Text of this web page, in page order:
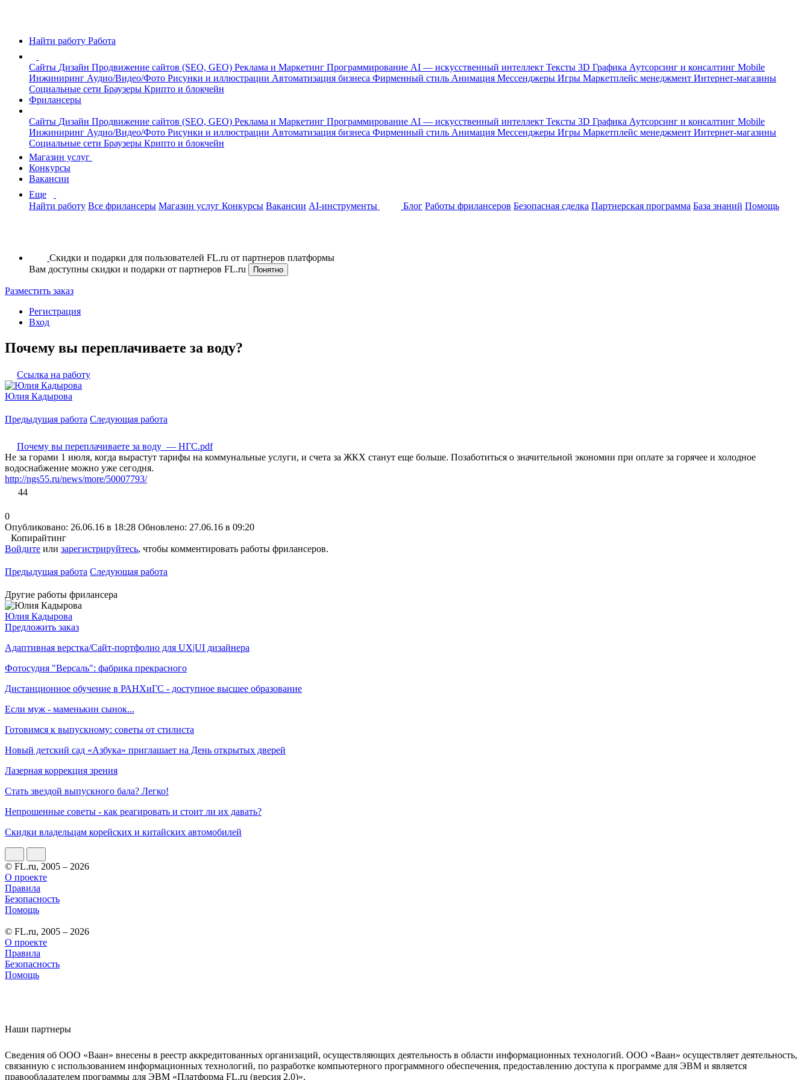
Найти работу Работа
Сайты Дизайн Продвижение сайтов (SEO, GEO) Реклама и Маркетинг Программирование AI — искусственный интеллект Тексты 3D Графика Аутсорсинг и консалтинг Mobile
Инжиниринг Аудио/Видео/Фото Рисунки и иллюстрации Автоматизация бизнеса Фирменный стиль Анимация Мессенджеры Игры Маркетплейс менеджмент Интернет-магазины
Социальные сети Браузеры Крипто и блокчейн
Фрилансеры
Сайты Дизайн Продвижение сайтов (SEO, GEO) Реклама и Маркетинг Программирование AI — искусственный интеллект Тексты 3D Графика Аутсорсинг и консалтинг Mobile
Инжиниринг Аудио/Видео/Фото Рисунки и иллюстрации Автоматизация бизнеса Фирменный стиль Анимация Мессенджеры Игры Маркетплейс менеджмент Интернет-магазины
Социальные сети Браузеры Крипто и блокчейн
Магазин услуг
Конкурсы
Вакансии
Еще
Найти работу Все фрилансеры Магазин услуг Конкурсы Вакансии AI-инструменты Блог Работы фрилансеров Безопасная сделка Партнерская программа База знаний Помощь
Скидки и подарки для пользователей FL.ru от партнеров платформы
Вам доступны скидки и подарки от партнеров FL.ru
Понятно
Разместить заказ
Регистрация
Вход
​Почему вы переплачиваете за воду?
Ссылка на работу
Юлия Кадырова
Предыдущая работа Следующая работа
Почему вы переплачиваете за воду — НГС.pdf
Не за горами 1 июля, когда вырастут тарифы на коммунальные услуги, и счета за ЖКХ станут еще больше. Позаботиться о значительной экономии при оплате за горячее и холодное
водоснабжение можно уже сегодня.
http://ngs55.ru/news/more/50007793/
44
0
Опубликовано: 26.06.16 в 18:28 Обновлено: 27.06.16 в 09:20
Копирайтинг
Войдите или зарегистрируйтесь, чтобы комментировать работы фрилансеров.
Предыдущая работа Следующая работа
Другие работы фрилансера
Юлия Кадырова
Предложить заказ
Адаптивная верстка/Сайт-портфолио для UX|UI дизайнера
Фотосудия "Версаль": фабрика прекрасного
Дистанционное обучение в РАНХиГС - доступное высшее образование
Если муж - маменькин сынок...
Готовимся к выпускному: советы от стилиста
Новый детский сад «Азбука» приглашает на День открытых дверей
Лазерная коррекция зрения
Стать звездой выпускного бала? Легко!
Непрошенные советы - как реагировать и стоит ли их давать?
Скидки владельцам корейских и китайских автомобилей
© FL.ru, 2005 – 2026
О проекте
Правила
Безопасность
Помощь
© FL.ru, 2005 – 2026
О проекте
Правила
Безопасность
Помощь
Наши партнеры
Сведения об ООО «Ваан» внесены в реестр аккредитованных организаций, осуществляющих деятельность в области информационных технологий. ООО «Ваан» осуществляет деятельность,
связанную с использованием информационных технологий, по разработке компьютерного программного обеспечения, предоставлению доступа к программе для ЭВМ и является
правообладателем программы для ЭВМ «Платформа FL.ru (версия 2.0)».